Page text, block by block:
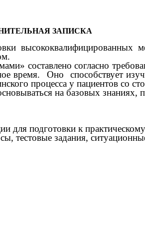
ЗАПИСКА
высококвалифицированных
составлено согласно
время. Оно способствует
процесса у пациентов со
на базовых
подготовки к практическому
задания,